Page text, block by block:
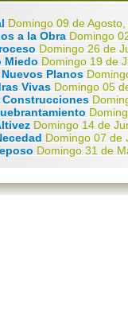
Domingo 09 de
a la Obra Domingo
Domingo 26 de
Miedo Domingo 19 de
Planos
Vivas Domingo 05
Domingo 14 de
Domingo 07 de
Domingo 31 de
2015Domingo 10